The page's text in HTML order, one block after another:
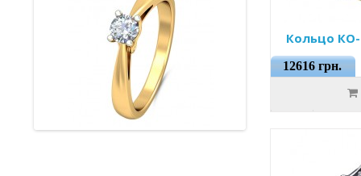
Кольцо
12616 грн.